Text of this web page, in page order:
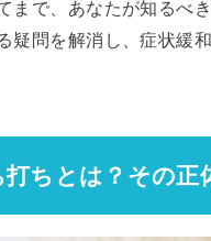
まで、あなたが知るべ
疑問を解消し、症状緩
打ちとは？その正